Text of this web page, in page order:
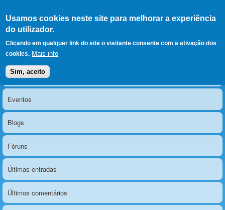
Usamos cookies neste site para melhorar a experiência
do utilizador.
Clicando em qualquer link do site o visitante consente com a ativação dos
cookies. Mais info
Sim, aceito
LERPARAVER , ir para a
página principal
O portal da visão diferente
Menu principal
Notícias
Eventos
Blogs
Fóruns
Últimas entradas
Últimos comentários